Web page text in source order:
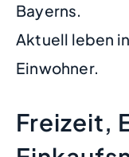
Bayerns.
Aktuell leben in
Einwohner.
Freizeit,